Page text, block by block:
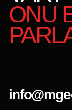
ONU